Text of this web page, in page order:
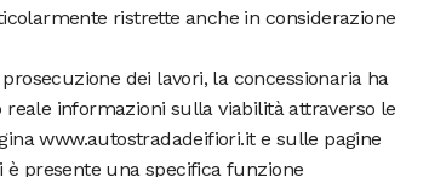
ristrette anche in considerazione
dei lavori, la concessionaria ha
informazioni sulla viabilità attraverso le
www.autostradadeifiori.it e sulle pagine
è presente una specifica funzione